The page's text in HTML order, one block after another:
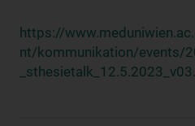
https://
nt/kommunikation/events/